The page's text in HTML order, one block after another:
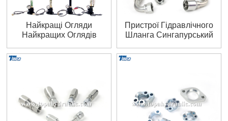
Найкращі Огляди
Найкращих Оглядів
Пристрої Гідравлічного
Шланга Сингапурський
Шланга